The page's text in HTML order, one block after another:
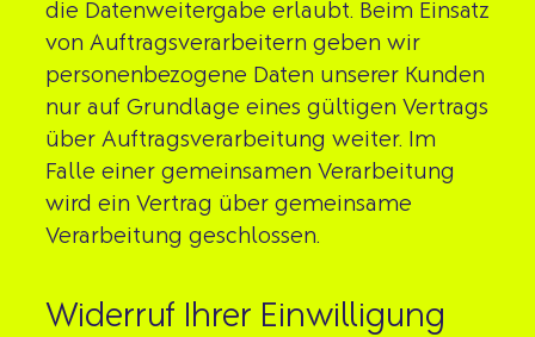
die Datenweitergabe erlaubt. Beim Einsatz
von Auftragsverarbeitern geben wir
personenbezogene Daten unserer Kunden
nur auf Grundlage eines gültigen Vertrags
über Auftragsverarbeitung weiter. Im
Falle einer gemeinsamen Verarbeitung
wird ein Vertrag über gemeinsame
Verarbeitung geschlossen.
Widerruf Ihrer Einwilligung